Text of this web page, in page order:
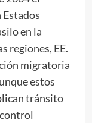
Estados
en la
regiones, EE.
migratoria
estos
tránsito